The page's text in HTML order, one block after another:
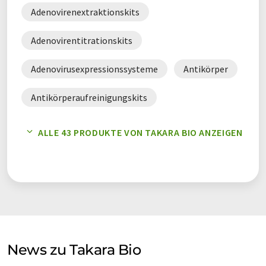
Lebensmittelforschung.
Adenovirenextraktionskits
Adenovirentitrationskits
Adenovirusexpressionssysteme Antikörper
Antikörperaufreinigungskits
cDNA Synthese Kits
ALLE 43 PRODUKTE VON TAKARA BIO ANZEIGEN
News zu Takara Bio